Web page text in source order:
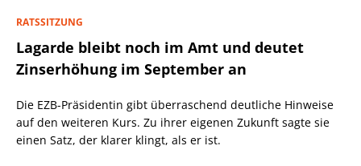
RATSSITZUNG
Lagarde bleibt noch im Amt und deutet
Zinserhöhung im September an
Die EZB-Präsidentin gibt überraschend deutliche Hinweise
auf den weiteren Kurs. Zu ihrer eigenen Zukunft sagte sie
einen Satz, der klarer klingt, als er ist.